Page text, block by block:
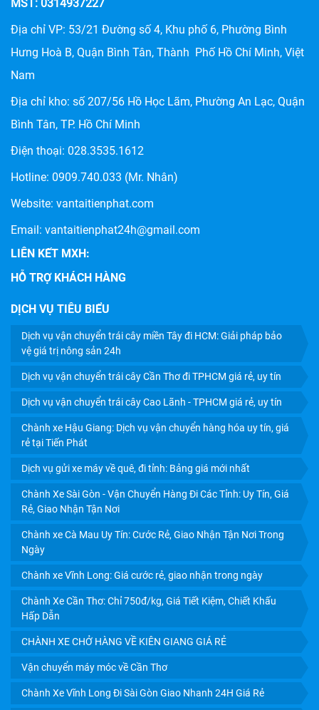
CHÀNH XE HẬU GIANG: DỊCH VỤ VẬN CHUYỂN HÀNG
HÓA UY TÍN, GIÁ RẺ TẠI TIẾN PHÁT
DỊCH VỤ GỬI XE MÁY VỀ QUÊ, ĐI TỈNH: BẢNG GIÁ MỚI
UY TÍN, GIÁ RẺ, GIAO NHẬN TẬN NƠI
MST: 0314937227
Địa chỉ VP: 53/21 Đường số 4, Khu phố 6, Phường Bình
Hưng Hoà B, Quận Bình Tân, Thành Phố Hồ Chí Minh, Việt
Nam
Địa chỉ kho: số207/56 Hồ Học Lãm, Phường An Lạc, Quận
Bình Tân, TP. Hồ Chí Minh
Điện thoại: 028.3535.1612
Hotline: 0909.740.033 (Mr. Nhân)
Website: vantaitienphat.com
Email: vantaitienphat24h@gmail.com
LIÊN KẾT MXH:
HỖ TRỢ KHÁCH HÀNG
DỊCH VỤ TIÊU BIỂU
Dịch vụ vận chuyển trái cây miền Tây đi HCM: Giải pháp bảo
vệ giá trị nông sản 24h
Dịch vụ vận chuyển trái cây Cần Thơ đi TPHCM giá rẻ, uy tín
Dịch vụ vận chuyển trái cây Cao Lãnh - TPHCM giá rẻ, uy tín
Chành xe Hậu Giang: Dịch vụ vận chuyển hàng hóa uy tín, giá
rẻ tại Tiến Phát
Dịch vụ gửi xe máy về quê, đi tỉnh: Bảng giá mới nhất
Chành Xe Sài Gòn - Vận Chuyển Hàng Đi Các Tỉnh: Uy Tín, Giá
Rẻ, Giao Nhận Tận Nơi
Chành xe Cà Mau Uy Tín: Cước Rẻ, Giao Nhận Tận Nơi Trong
Ngày
Chành xe Vĩnh Long: Giá cước rẻ, giao nhận trong ngày
Chành Xe Cần Thơ: Chỉ 750đ/kg, Giá Tiết Kiệm, Chiết Khấu
Hấp Dẫn
CHÀNH XE CHỞ HÀNG VỀ KIÊN GIANG GIÁ RẺ
Vận chuyển máy móc về Cần Thơ
Chành Xe Vĩnh Long Đi Sài Gòn Giao Nhanh 24H Giá Rẻ